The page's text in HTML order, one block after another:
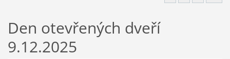
Den otevřených dveří
9.12.2025